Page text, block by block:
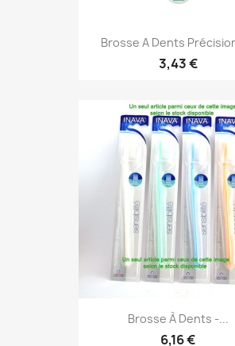
Brosse A Dents
3,43 €
Brosse À Dents -...
6,16 €